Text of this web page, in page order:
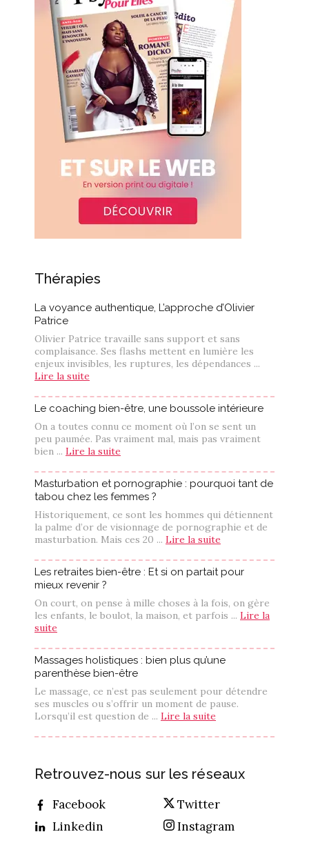
Thérapies
La voyance authentique, L’approche d’Olivier
Patrice
Olivier Patrice travaille sans support et sans
complaisance. Ses flashs mettent en lumière les
enjeux invisibles, les ruptures, les dépendances ...
Lire la suite
Le coaching bien-être, une boussole intérieure
On a toutes connu ce moment où l’on se sent un
peu paumée. Pas vraiment mal, mais pas vraiment
bien ... Lire la suite
Masturbation et pornographie : pourquoi tant de
tabou chez les femmes ?
Historiquement, ce sont les hommes qui détiennent
la palme d’or de visionnage de pornographie et de
masturbation. Mais ces 20 ... Lire la suite
Les retraites bien-être : Et si on partait pour
mieux revenir ?
On court, on pense à mille choses à la fois, on gère
les enfants, le boulot, la maison, et parfois ... Lire la
suite
Massages holistiques : bien plus qu’une
parenthèse bien-être
Le massage, ce n’est pas seulement pour détendre
ses muscles ou s’offrir un moment de pause.
Lorsqu’il est question de ... Lire la suite
Retrouvez-nous sur les réseaux
Facebook
Twitter
Linkedin
Instagram